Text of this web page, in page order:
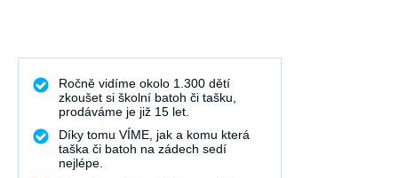
Ročně vidíme okolo 1.300 dětí
zkoušet si školní batoh či tašku,
prodáváme je již 15 let.
Díky tomu VÍME, jak a komu která
taška či batoh na zádech sedí
nejlépe.